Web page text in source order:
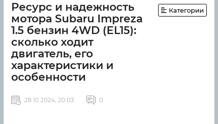
Ресурс и надежность
мотора Subaru Impreza
1.5 бензин 4WD (EL15):
сколько ходит
двигатель, его
характеристики и
особенности
Категории
28 10 2024, 20:03 0